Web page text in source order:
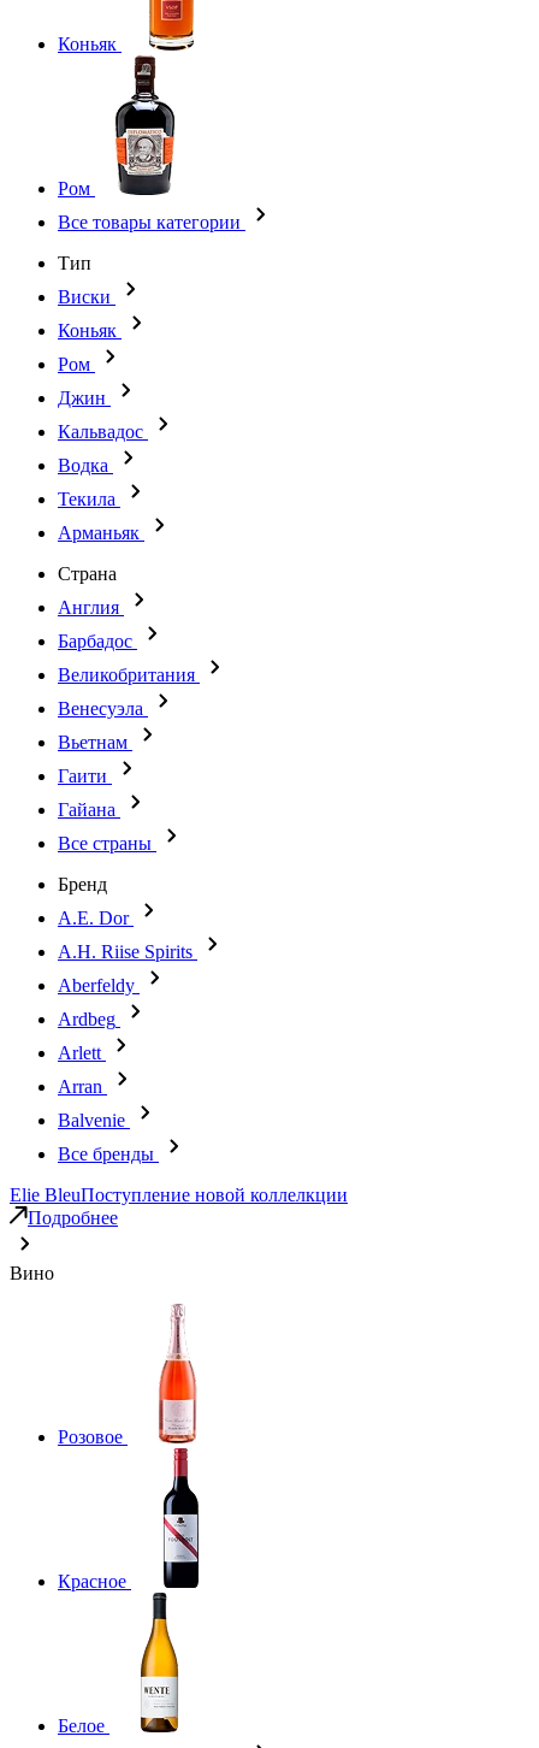
Коньяк
Ром
Все товары категории
Тип
Виски
Коньяк
Ром
Джин
Кальвадос
Водка
Текила
Арманьяк
Страна
Англия
Барбадос
Великобритания
Венесуэла
Вьетнам
Гаити
Гайана
Все страны
Бренд
A.E. Dor
A.H. Riise Spirits
Aberfeldy
Ardbeg
Arlett
Arran
Balvenie
Все бренды
Elie BleuПоступление новой коллелкции
Подробнее
Вино
Розовое
Красное
Белое